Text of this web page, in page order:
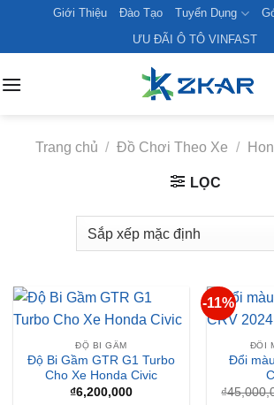
content
Giới Thiệu Đào Tạo Tuyển Dụng
ƯU ĐÃI Ô TÔ VINFAST
Trang chủ / Đồ Chơi Theo Xe /
LỌC
ĐỘ BI GẦM
Độ Bi Gầm GTR G1 Turbo
Cho Xe Honda Civic
₫6,200,000
-11%
ĐỔI
Đổi
₫